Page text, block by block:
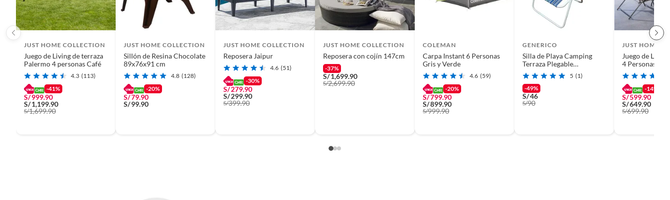
etc.).
JUST HOME COLLECTION
Juego de Living de terraza
Palermo 4 personas Café
4.3 (113)
-41%
S/999.90
S/1,199.90
S/1,699.90
JUST HOME COLLECTION
Sillón de Resina Chocolate
89x76x91 cm
4.8 (128)
-20%
S/79.90
S/99.90
JUST HOME COLLECTION
Reposera Jaipur
4.6 (51)
-30%
S/279.90
S/299.90
S/399.90
JUST HOME COLLECTION
Reposera con cojín 147cm
-37%
S/1,699.90
S/2,699.90
COLEMAN
Carpa Instant 6 Personas
Gris y Verde
4.6 (59)
-20%
S/799.90
S/899.90
S/999.90
GENERICO
Silla de Playa Camping
Terraza Plegable
Multicolor
5 (1)
-49%
S/46
S/90
JUST HOME
Juego de
4 Personas
-14%
S/599.90
S/649.90
S/699.90